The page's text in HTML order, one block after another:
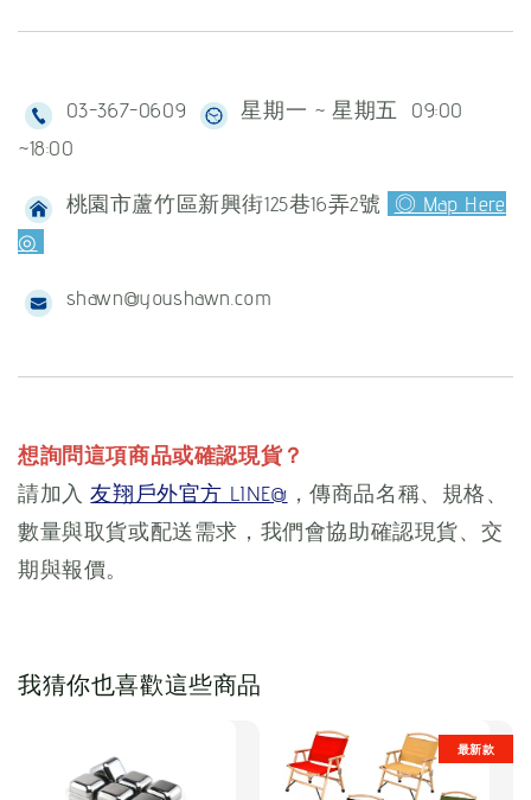
03-367-0609
星期一 ~ 星期五 09:00
~18:00
桃園市蘆竹區新興街125巷16弄2號
◎ Map Here
◎
shawn@youshawn.com
想詢問這項商品或確認現貨？
請加入友翔戶外官方 LINE@ ，傳商品名稱、規格、
數量與取貨或配送需求，我們會協助確認現貨、交
期與報價。
我猜你也喜歡這些商品
最新款